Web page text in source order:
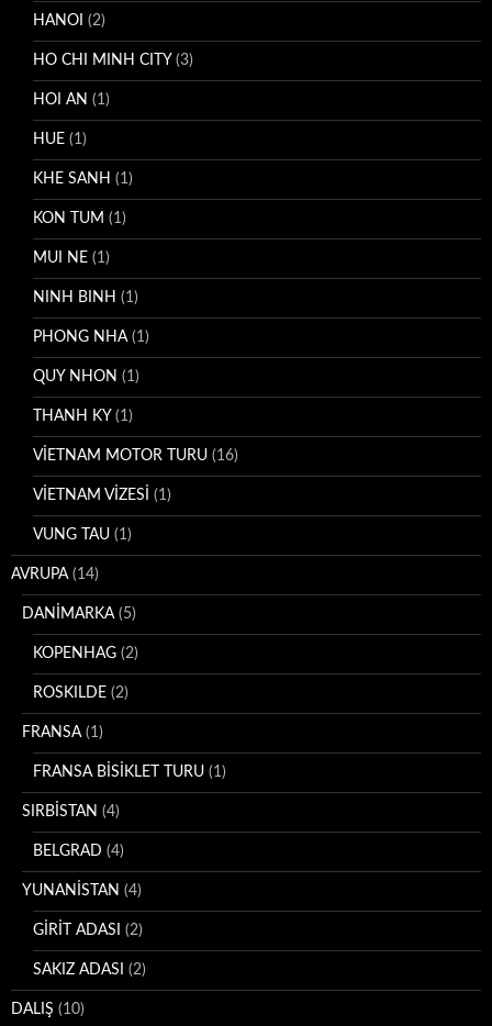
HANOI (2)
HO CHI MINH CITY (3)
HOI AN (1)
HUE (1)
KHE SANH (1)
KON TUM (1)
MUI NE (1)
NINH BINH (1)
PHONG NHA(1)
QUY NHON (1)
THANH KY (1)
VİETNAM MOTOR TURU (16)
VİETNAM VİZESİ (1)
VUNG TAU (1)
AVRUPA(14)
DANİMARKA(5)
KOPENHAG (2)
ROSKILDE (2)
FRANSA(1)
FRANSA BİSİKLET TURU (1)
SIRBİSTAN (4)
BELGRAD (4)
YUNANİSTAN (4)
GİRİT ADASI (2)
SAKIZ ADASI (2)
DALIŞ (10)